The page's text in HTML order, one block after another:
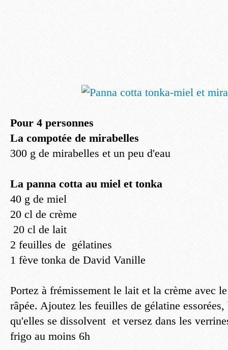
Pour 4 personnes
La compotée de mirabelles
300 g de mirabelles et un peu d'eau
La panna cotta au miel et tonka
40 g de miel
20 cl de crème
20 cl de lait
2 feuilles de gélatines
1 fève tonka de David Vanille
Portez à frémissement le lait et la crème avec
râpée. Ajoutez les feuilles de gélatine
qu'elles se dissolvent et versez dans les
frigo au moins 6h